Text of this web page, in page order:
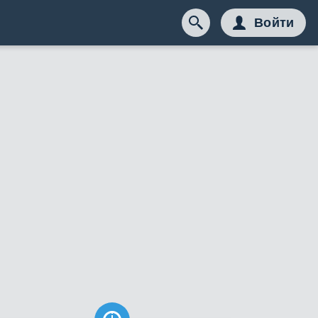
Войти